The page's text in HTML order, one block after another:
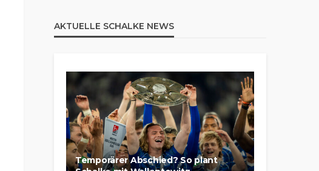
AKTUELLE SCHALKE NEWS
Temporärer Abschied? So plant